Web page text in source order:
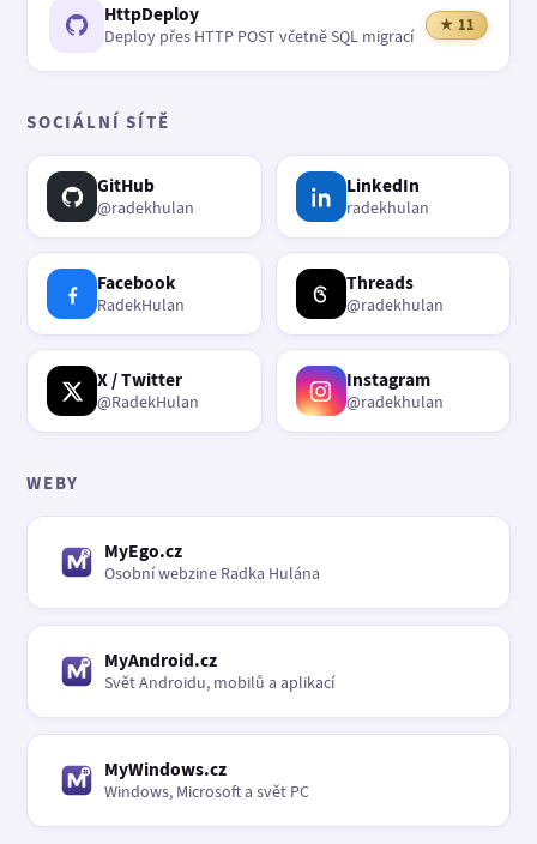
HttpDeploy
Deploy přes HTTP POST včetně SQL migrací
★ 11
SOCIÁLNÍ SÍTĚ
GitHub
@radekhulan
LinkedIn
radekhulan
Facebook
RadekHulan
Threads
@radekhulan
X / Twitter
@RadekHulan
Instagram
@radekhulan
WEBY
MyEgo.cz
Osobní webzine Radka Hulána
MyAndroid.cz
Svět Androidu, mobilů a aplikací
MyWindows.cz
Windows, Microsoft a svět PC